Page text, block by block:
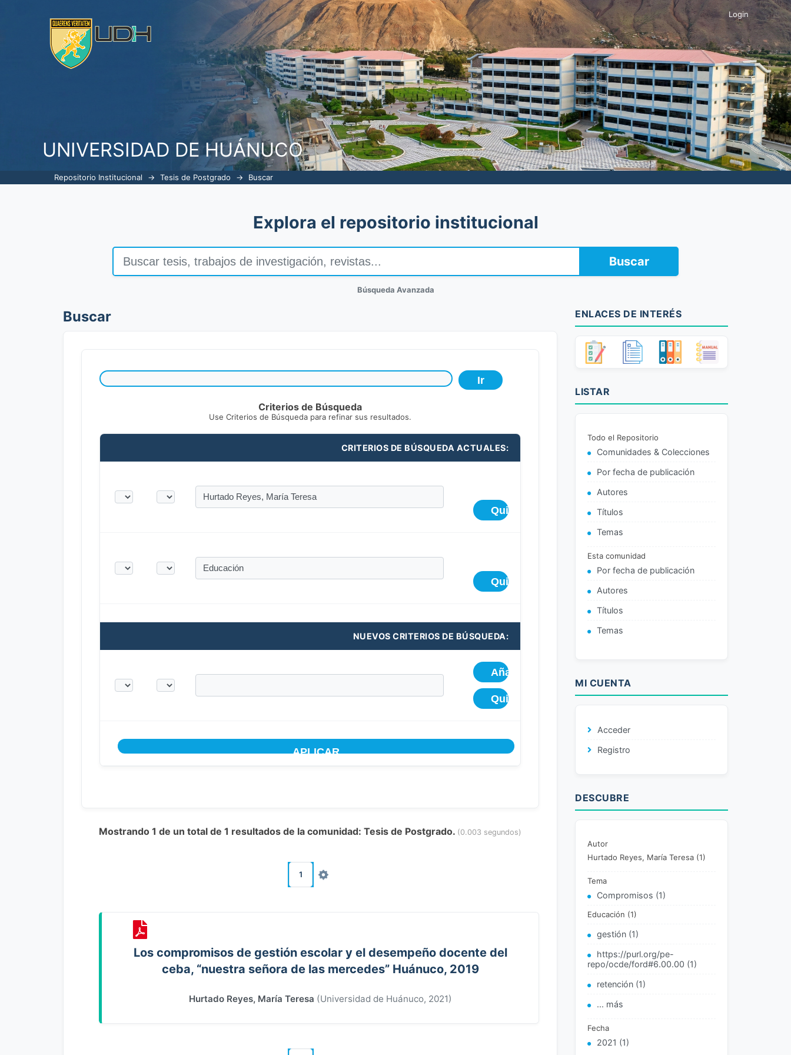
UNIVERSIDAD DE HUÁNUCO
Login
Repositorio Institucional → Tesis de Postgrado → Buscar
Explora el repositorio institucional
Buscar
Búsqueda Avanzada
Buscar
Criterios de Búsqueda
Use Criterios de Búsqueda para refinar sus resultados.
CRITERIOS DE BÚSQUEDA ACTUALES:
NUEVOS CRITERIOS DE BÚSQUEDA:
Mostrando 1 de un total de 1 resultados de la comunidad: Tesis de Postgrado. (0.003 segundos)
1
Los compromisos de gestión escolar y el desempeño docente del
ceba, “nuestra señora de las mercedes” Huánuco, 2019
Hurtado Reyes, María Teresa (Universidad de Huánuco, 2021)
ENLACES DE INTERÉS
LISTAR
Todo el Repositorio
Comunidades & Colecciones
Por fecha de publicación
Autores
Títulos
Temas
Esta comunidad
Por fecha de publicación
Autores
Títulos
Temas
MI CUENTA
Acceder
Registro
DESCUBRE
Autor
Hurtado Reyes, María Teresa (1)
Tema
Compromisos (1)
Educación (1)
gestión (1)
https://purl.org/pe-
repo/ocde/ford#6.00.00 (1)
retención (1)
... más
Fecha
2021 (1)